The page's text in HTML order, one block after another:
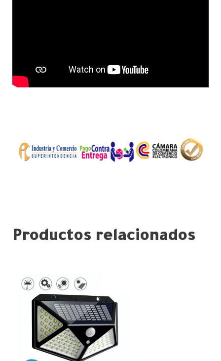
Productos relacionados